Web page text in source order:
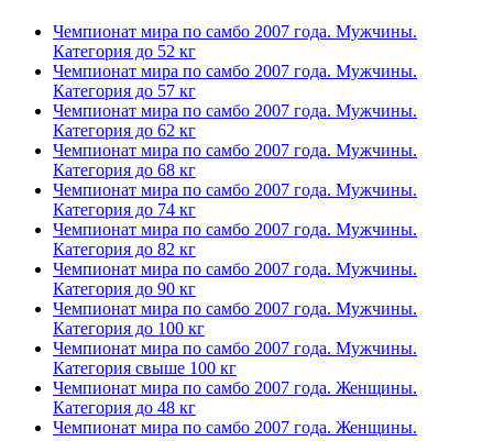
Чемпионат мира по самбо 2007 года. Мужчины.
Категория до 52 кг
Чемпионат мира по самбо 2007 года. Мужчины.
Категория до 57 кг
Чемпионат мира по самбо 2007 года. Мужчины.
Категория до 62 кг
Чемпионат мира по самбо 2007 года. Мужчины.
Категория до 68 кг
Чемпионат мира по самбо 2007 года. Мужчины.
Категория до 74 кг
Чемпионат мира по самбо 2007 года. Мужчины.
Категория до 82 кг
Чемпионат мира по самбо 2007 года. Мужчины.
Категория до 90 кг
Чемпионат мира по самбо 2007 года. Мужчины.
Категория до 100 кг
Чемпионат мира по самбо 2007 года. Мужчины.
Категория свыше 100 кг
Чемпионат мира по самбо 2007 года. Женщины.
Категория до 48 кг
Чемпионат мира по самбо 2007 года. Женщины.